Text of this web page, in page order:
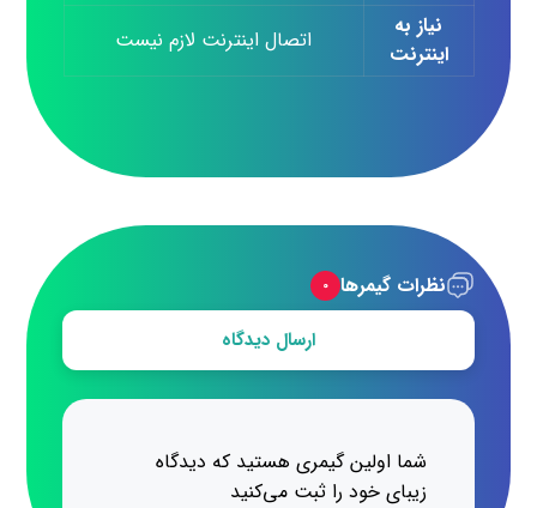
نیاز به
اینترنت
اتصال اینترنت لازم نیست
نظرات گیمرها ۰
ارسال دیدگاه
شما اولین گیمری هستید که دیدگاه
زیبای خود را ثبت می‌کنید